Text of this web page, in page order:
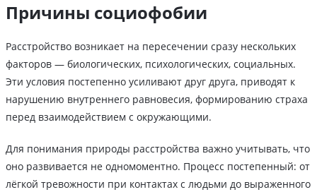
Причины социофобии
Расстройство возникает на пересечении сразу нескольких
факторов — биологических, психологических, социальных.
Эти условия постепенно усиливают друг друга, приводят к
нарушению внутреннего равновесия, формированию страха
перед взаимодействием с окружающими.
Для понимания природы расстройства важно учитывать, что
оно развивается не одномоментно. Процесс постепенный: от
лёгкой тревожности при контактах с людьми до выраженного